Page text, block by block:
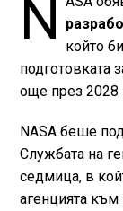
N
който
подготовката
още през 2028
NASA беше
Службата на
седмица, в
агенцията